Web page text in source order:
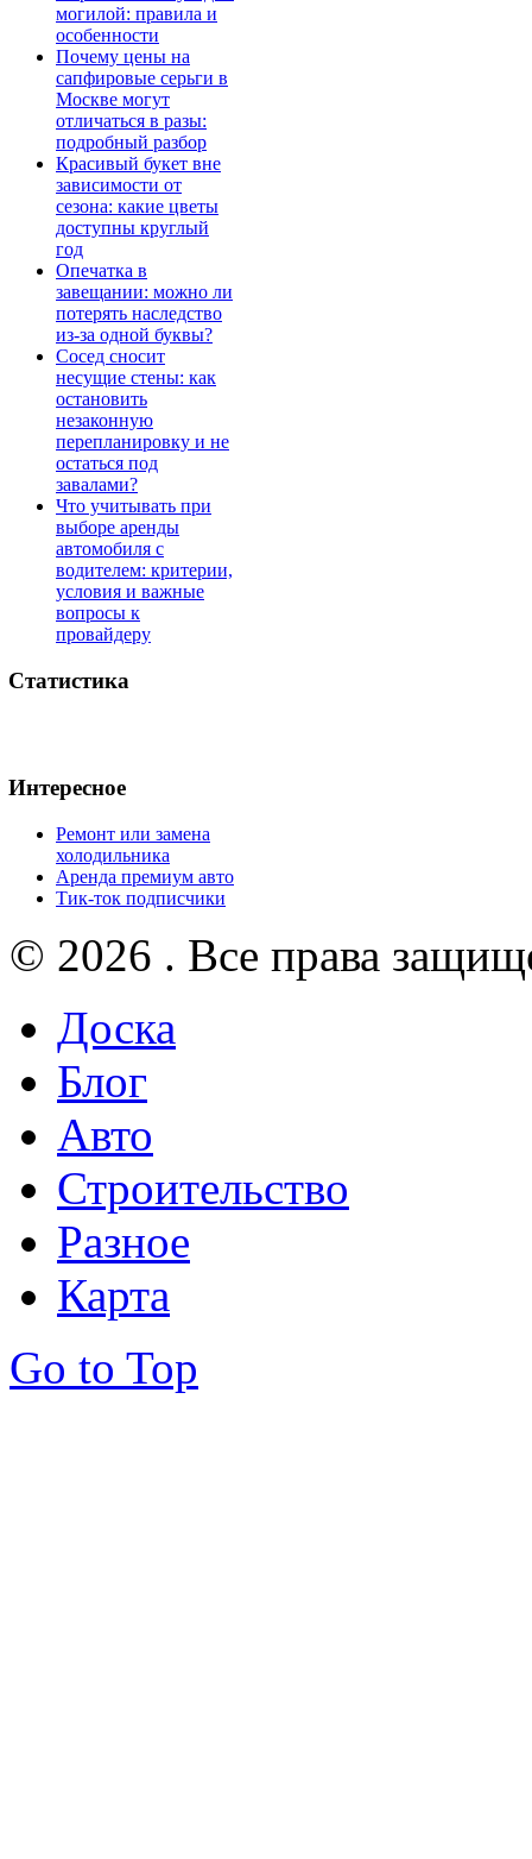
могилой: правила и
особенности
Почему цены на
сапфировые серьги в
Москве могут
отличаться в разы:
подробный разбор
Красивый букет вне
зависимости от
сезона: какие цветы
доступны круглый
год
Опечатка в
завещании: можно ли
потерять наследство
из-за одной буквы?
Сосед сносит
несущие стены: как
остановить
незаконную
перепланировку и не
остаться под
завалами?
Что учитывать при
выборе аренды
автомобиля с
водителем: критерии,
условия и важные
вопросы к
провайдеру
Статистика
Интересное
Ремонт или замена
холодильника
Аренда премиум авто
Тик-ток подписчики
© 2026 . Все права
Доска
Блог
Авто
Строительство
Разное
Карта
Go to Top